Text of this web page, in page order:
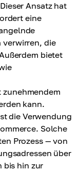
Ansatz hat
eine
verwirren, die
bietet
zunehmendem
kann.
die Verwendung
Solche
Prozess — von
über
bis hin zur